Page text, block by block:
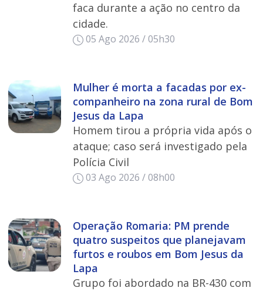
faca durante a ação no centro da
cidade.
05 Ago 2026 / 05h30
Mulher é morta a facadas por ex-
companheiro na zona rural de Bom
Jesus da Lapa
Homem tirou a própria vida após o
ataque; caso será investigado pela
Polícia Civil
03 Ago 2026 / 08h00
Operação Romaria: PM prende
quatro suspeitos que planejavam
furtos e roubos em Bom Jesus da
Lapa
Grupo foi abordado na BR-430 com